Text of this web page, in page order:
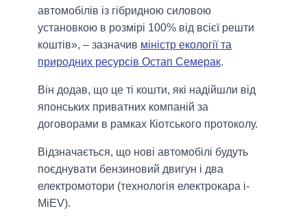
автомобілів із гібридною силовою
установкою в розмірі 100% від всієї решти
коштів», – зазначив міністр екології та
природних ресурсів Остап Семерак.
Він додав, що це ті кошти, які надійшли від
японських приватних компаній за
договорами в рамках Кіотського протоколу.
Відзначається, що нові автомобілі будуть
поєднувати бензиновий двигун і два
електромотори (технологія електрокара i-
MiEV).